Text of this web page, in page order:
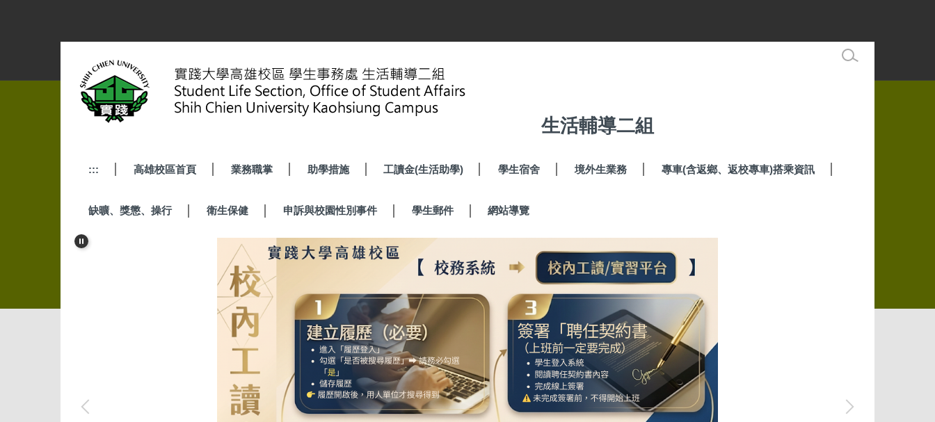
容
生活輔導二組
::: 高雄校區首頁 業務職掌 助學措施 工讀金(生活助學) 學生宿舍 境外生業務 專車(含返鄉、返校專車)搭乘資訊
缺曠、獎懲、操行 衛生保健 申訴與校園性別事件 學生郵件 網站導覽